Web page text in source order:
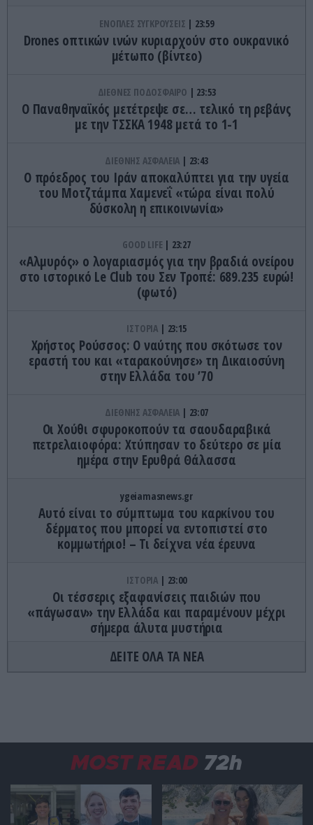
ΕΝΟΠΛΕΣ ΣΥΓΚΡΟΥΣΕΙΣ 23:59
Drones οπτικών ινών κυριαρχούν στο ουκρανικό
μέτωπο (βίντεο)
ΔΙΕΘΝΕΣ ΠΟΔΟΣΦΑΙΡΟ 23:53
Ο Παναθηναϊκός μετέτρεψε σε… τελικό τη ρεβάνς
με την ΤΣΣΚΑ 1948 μετά το 1-1
ΔΙΕΘΝΗΣ ΑΣΦΑΛΕΙΑ 23:43
Ο πρόεδρος του Ιράν αποκαλύπτει για την υγεία
του Μοτζτάμπα Χαμενεΐ «τώρα είναι πολύ
δύσκολη η επικοινωνία»
GOOD LIFE 23:27
«Αλμυρός» ο λογαριασμός για την βραδιά ονείρου
στο ιστορικό Le Club του Σεν Τροπέ: 689.235 ευρώ!
(φωτό)
ΙΣΤΟΡΙΑ 23:15
Χρήστος Ρούσσος: Ο ναύτης που σκότωσε τον
εραστή του και «ταρακούνησε» τη Δικαιοσύνη
στην Ελλάδα του ’70
ΔΙΕΘΝΗΣ ΑΣΦΑΛΕΙΑ 23:07
Οι Χούθι σφυροκοπούν τα σαουδαραβικά
πετρελαιοφόρα: Χτύπησαν το δεύτερο σε μία
ημέρα στην Ερυθρά Θάλασσα
ygeiamasnews.gr
Αυτό είναι το σύμπτωμα του καρκίνου του
δέρματος που μπορεί να εντοπιστεί στο
κομμωτήριο! – Τι δείχνει νέα έρευνα
ΙΣΤΟΡΙΑ 23:00
Οι τέσσερις εξαφανίσεις παιδιών που
«πάγωσαν» την Ελλάδα και παραμένουν μέχρι
σήμερα άλυτα μυστήρια
ΕΣΩΤΕΡΙΚΗ ΑΣΦΑΛΕΙΑ 22:57
πήγαν να τον πετάξουν στη θάλασσα!
ΚΟΙΝΩΝΙΑ 22:49
Σε Γερμανό τουρίστα που είχε χαθεί με άλλους
ΔΕΙΤΕ ΟΛΑ ΤΑ ΝΕΑ
MOST READ 72h